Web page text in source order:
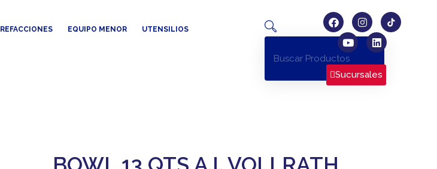
REFACCIONES EQUIPO MENOR UTENSILIOS
Sucursales